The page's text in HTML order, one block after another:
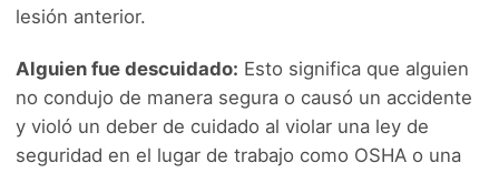
lesión anterior.
Alguien fue descuidado: Esto significa que alguien
no condujo de manera segura o causó un accidente
y violó un deber de cuidado al violar una ley de
seguridad en el lugar de trabajo como OSHA o una